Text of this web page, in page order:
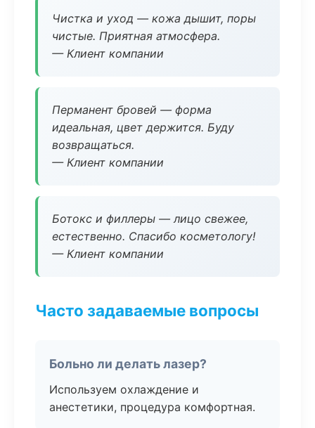
Чистка и уход — кожа дышит, поры
чистые. Приятная атмосфера.
— Клиент компании
Перманент бровей — форма
идеальная, цвет держится. Буду
возвращаться.
— Клиент компании
Ботокс и филлеры — лицо свежее,
естественно. Спасибо косметологу!
— Клиент компании
Часто задаваемые вопросы
Больно ли делать лазер?
Используем охлаждение и
анестетики, процедура комфортная.